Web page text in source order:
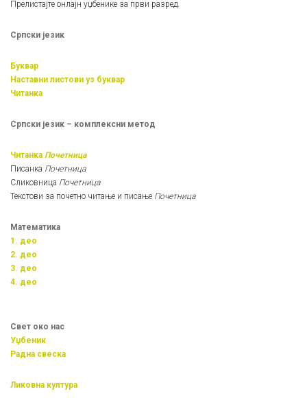
Прелистајте онлајн уџбенике за први разред.
Српски језик
Буквар
Наставни листови уз буквар
Читанка
Српски језик – комплексни метод
Читанка Почетница
Писанка Почетница
Сликовница Почетница
Текстови за почетно читање и писање Почетница
Математика
1. део
2. део
3. део
4. део
Свет око нас
Уџбеник
Радна свеска
Ликовна култура